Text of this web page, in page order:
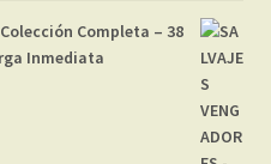
Colección Completa – 38
Inmediata